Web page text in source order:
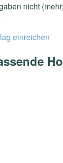
nicht
einreichen